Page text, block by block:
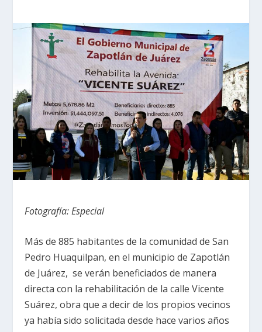
Fotografía: Especial
Más de 885 habitantes de la comunidad de San
Pedro Huaquilpan, en el municipio de Zapotlán
de Juárez, se verán beneficiados de manera
directa con la rehabilitación de la calle Vicente
Suárez, obra que a decir de los propios vecinos
ya había sido solicitada desde hace varios años